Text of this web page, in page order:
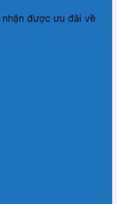
được ưu đãi về